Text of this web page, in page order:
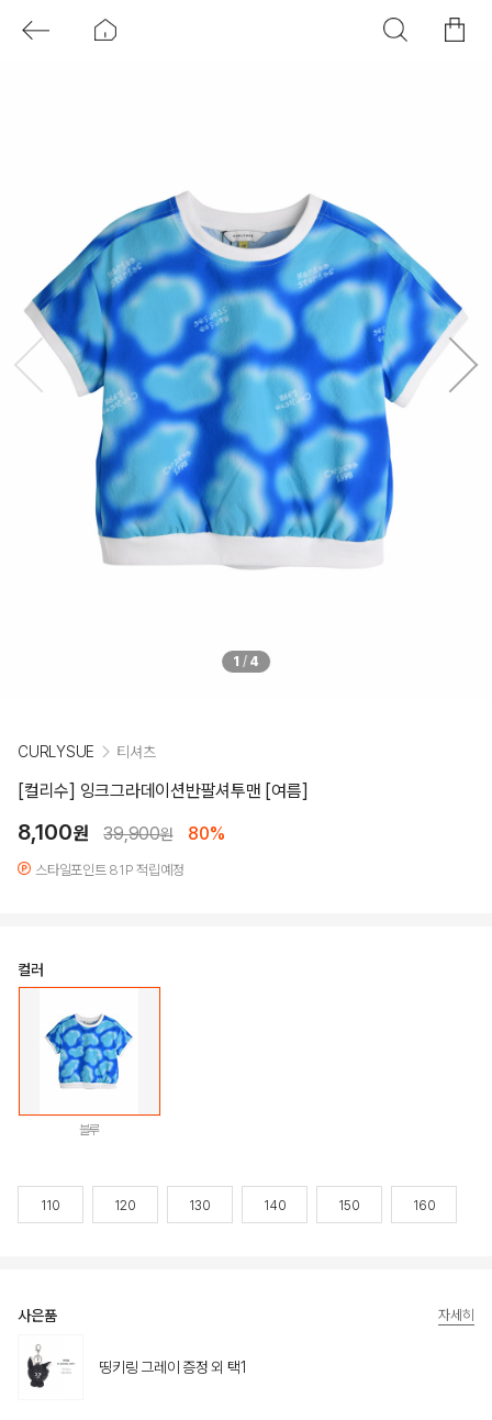
1 / 4
CURLYSUE 티셔츠
[컬리수] 잉크그라데이션반팔셔투맨 [여름]
8,100원 39,900원 80%
스타일포인트 81P 적립예정
컬러
블루
110 120 130 140 150 160
사은품
띵키링 그레이 증정 외 택1
자세히